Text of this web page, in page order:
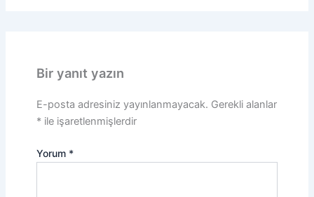
Bir yanıt yazın
E-posta adresiniz yayınlanmayacak. Gerekli alanlar
*ile işaretlenmişlerdir
Yorum *